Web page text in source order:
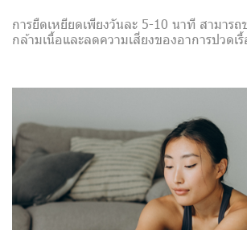
การยืดเหยียดเพียงวันละ 5-10 นาที สามาร
กล้ามเนื้อและลดความเสี่ยงของอาการปวดเรื้